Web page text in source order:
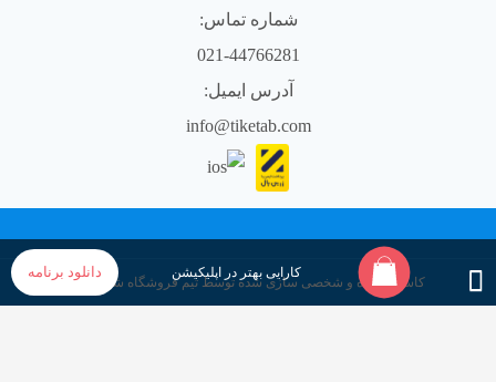
شماره تماس:
021-44766281
آدرس ایمیل:
info@tiketab.com
کاستوم شده و شخصی سازی شده توسط تیم فروشگاه شهر قصه
کارایی بهتر در اپلیکیشن دانلود برنامه